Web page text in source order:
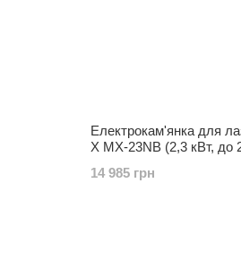
Електрокам'янка для
X MX-23NB (2,3 кВт, до
14 985 грн